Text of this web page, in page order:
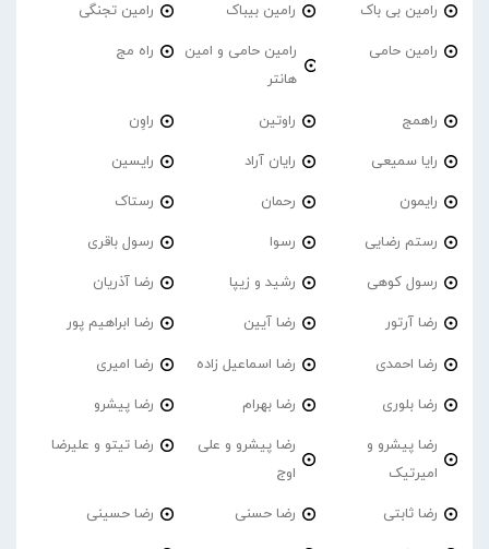
رامین بی باک رامین بیباک رامین تجنگی
رامین حامی
رامین حامی و امین
هانتر
راه مج
راهمج راوتین راوِن
رایا سمیعی رایان آراد رایسین
رایمون رحمان رستاک
رستم رضایی رسوا رسول باقری
رسول کوهی رشید و زیپا رضا آذریان
رضا آرتور رضا آیین رضا ابراهیم پور
رضا احمدی رضا اسماعیل زاده رضا امیری
رضا بلوری رضا بهرام رضا پیشرو
رضا پیشرو و
امیرتیک
رضا پیشرو و علی
اوج
رضا تیتو و علیرضا
رضا ثابتی رضا حسنی رضا حسینی